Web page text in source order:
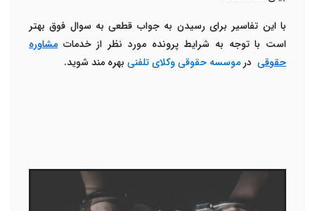
با این تفاسیر برای رسیدن به جواب قطعی به سوال فوق بهتر
است با توجه به شرایط پرونده مورد نظر از خدمات مشاوره
حقوقی در موسسه حقوقی وکلای تلفنی بهره مند شوید.